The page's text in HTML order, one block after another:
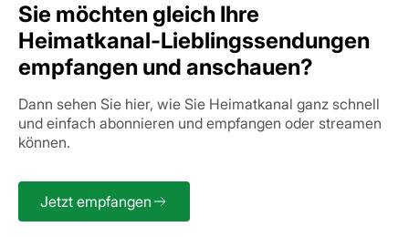
Sie möchten gleich Ihre
Heimatkanal-Lieblingssendungen
empfangen und anschauen?
Dann sehen Sie hier, wie Sie Heimatkanal ganz schnell
und einfach abonnieren und empfangen oder streamen
können.
Jetzt empfangen